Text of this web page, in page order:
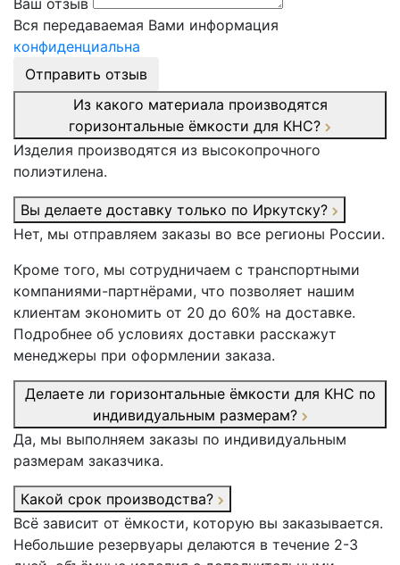
Ваш отзыв
Вся передаваемая Вами информация
конфиденциальна
Отправить отзыв
Из какого материала производятся
горизонтальные ёмкости для КНС?
Изделия производятся из высокопрочного
полиэтилена.
Вы делаете доставку только по Иркутску?
Нет, мы отправляем заказы во все регионы России.
Кроме того, мы сотрудничаем с транспортными
компаниями-партнёрами, что позволяет нашим
клиентам экономить от 20 до 60% на доставке.
Подробнее об условиях доставки расскажут
менеджеры при оформлении заказа.
Делаете ли горизонтальные ёмкости для КНС по
индивидуальным размерам?
Да, мы выполняем заказы по индивидуальным
размерам заказчика.
Какой срок производства?
Всё зависит от ёмкости, которую вы заказывается.
Небольшие резервуары делаются в течение 2-3